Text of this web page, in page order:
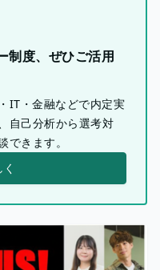
制度、ぜひご活用
IT・金融などで内定実
自己分析から選考対
きます。